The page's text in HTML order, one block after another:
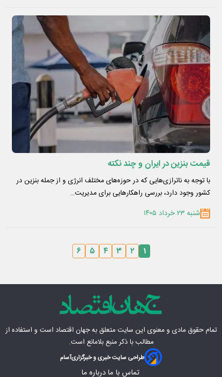
قیمت بنزین در ایران و چند نکته
با توجه به ناترازی‌هایی که در حوزه‌های مختلف انرژی و از جمله بنزین در
کشور وجود دارد، بررسی راهکارهایی برای مدیریت…
شنبه ۲۳ خرداد ۱۴۰۵
۱ ۲ ۳ ۴ ۵ ۶
تمام حقوق مادی‌ و معنوی این سایت متعلق بهجهان اقتصاد است و استفاده از
مطالب با ذکر منبع بلامانع است.
طراحی سایت خبری و خبرگزاریآسام
تماس با ما درباره ما